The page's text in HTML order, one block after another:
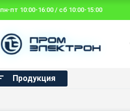
пн-пт 10:00-16:00 / сб 10:00-15:00
Продукция